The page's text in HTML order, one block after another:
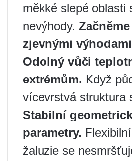
měkké slepé oblasti
nevýhody.
zjevnými
Odolný vůči
extrémům. Když
vícevrstvá struktura
Stabilní
parametry.
žaluzie se